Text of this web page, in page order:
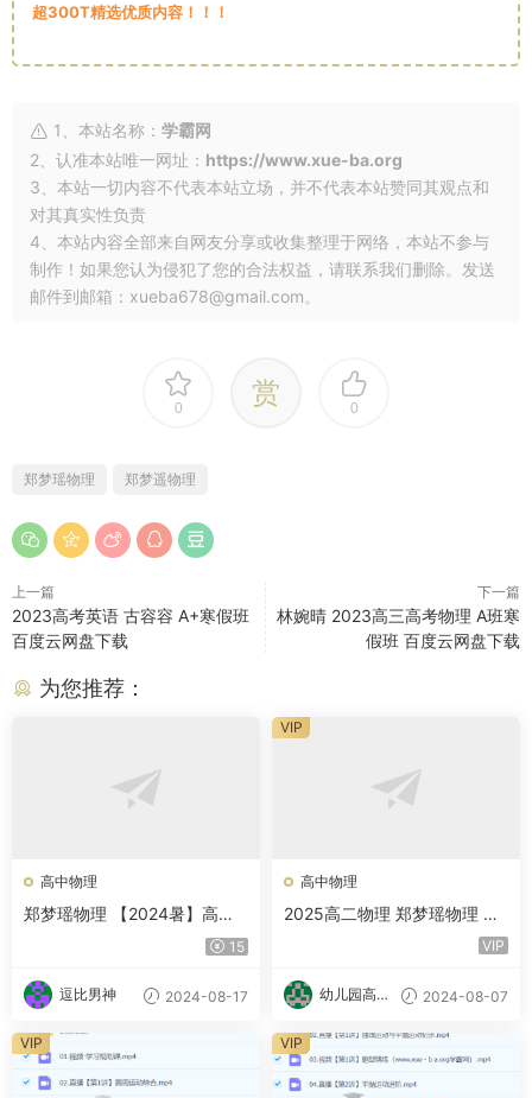
超300T精选优质内容！！！
1、本站名称： 学霸网
2、认准本站唯一网址： https://www.xue-ba.org
3、本站一切内容不代表本站立场，并不代表本站赞同其观点和
对其真实性负责
4、本站内容全部来自网友分享或收集整理于网络，本站不参与
制作！如果您认为侵犯了您的合法权益，请联系我们删除。发送
邮件到邮箱：xueba678@gmail.com。
0 赏 0
郑梦瑶物理 郑梦遥物理
上一篇
2023高考英语 古容容 A+寒假班
百度云网盘下载
下一篇
林婉晴 2023高三高考物理 A班寒
假班 百度云网盘下载
为您推荐：
高中物理
郑梦瑶物理 【2024暑】高中
物理 新高二目标双一流班·2期
15
逗比男神 2024-08-17
高中物理
2025高二物理 郑梦瑶物理 暑
假班A+ 秋季班A+ 百度网盘VIP
幼儿园高材
2024-08-07
VIP
VIP VIP